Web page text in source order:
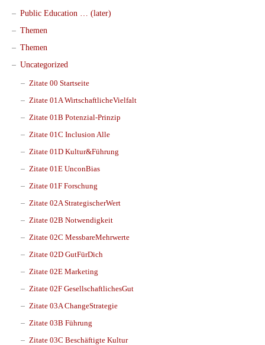
Public Education … (later)
Themen
Themen
Uncategorized
Zitate 00 Startseite
Zitate 01A WirtschaftlicheVielfalt
Zitate 01B Potenzial-Prinzip
Zitate 01C Inclusion Alle
Zitate 01D Kultur&Führung
Zitate 01E UnconBias
Zitate 01F Forschung
Zitate 02A StrategischerWert
Zitate 02B Notwendigkeit
Zitate 02C MessbareMehrwerte
Zitate 02D GutFürDich
Zitate 02E Marketing
Zitate 02F GesellschaftlichesGut
Zitate 03A ChangeStrategie
Zitate 03B Führung
Zitate 03C Beschäftigte Kultur